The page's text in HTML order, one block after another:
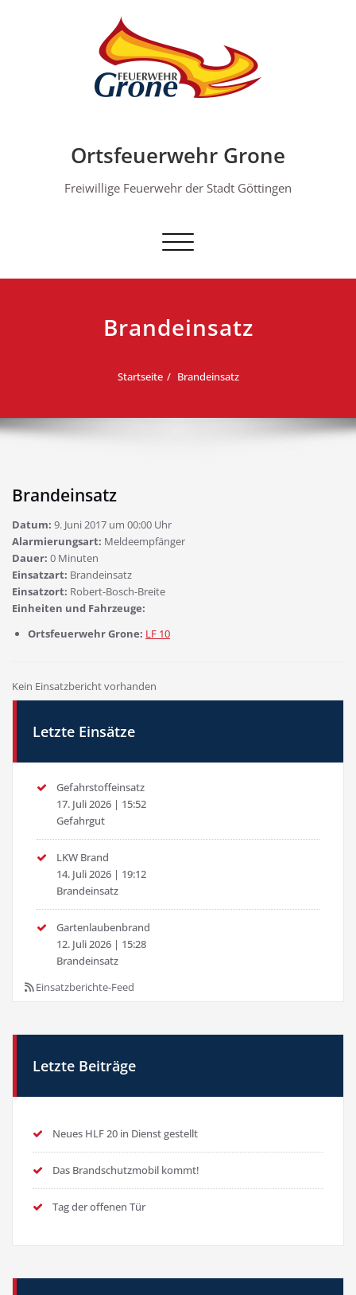
Ortsfeuerwehr Grone
Freiwillige Feuerwehr der Stadt Göttingen
Schalte Navigation
Brandeinsatz
Startseite Brandeinsatz
Brandeinsatz
Datum: 9. Juni 2017 um 00:00 Uhr
Alarmierungsart: Meldeempfänger
Dauer: 0 Minuten
Einsatzart: Brandeinsatz
Einsatzort: Robert-Bosch-Breite
Einheiten und Fahrzeuge:
Ortsfeuerwehr Grone: LF 10
Kein Einsatzbericht vorhanden
Letzte Einsätze
Gefahrstoffeinsatz
17. Juli 2026 | 15:52
Gefahrgut
LKW Brand
14. Juli 2026 | 19:12
Brandeinsatz
Gartenlaubenbrand
12. Juli 2026 | 15:28
Brandeinsatz
Einsatzberichte-Feed
Letzte Beiträge
Neues HLF 20 in Dienst gestellt
Das Brandschutzmobil kommt!
Tag der offenen Tür